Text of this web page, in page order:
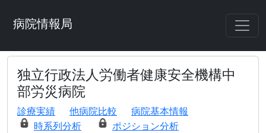
病院情報局
独立行政法人労働者健康安全機構中
部労災病院
診療実績 他病院比較
病院基本情報
時系列分析
ポジション分析